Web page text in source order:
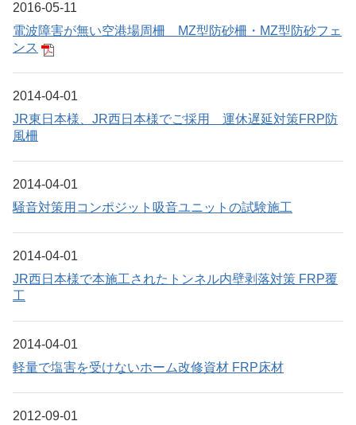
2016-05-11
電波障害が無い空港場周柵 MZ型防砂柵・MZ型防砂フェ
ンス
2014-04-01
JR東日本様、JR西日本様でご採用 運休遅延対策FRP防
風柵
2014-04-01
騒音対策用コンポジット吸音ユニットの試験施工
2014-04-01
JR西日本様で本施工されたトンネル内壁剥落対策 FRP覆
工
2014-04-01
軽量で塩害を受けないホーム改修資材 FRP床材
2012-09-01